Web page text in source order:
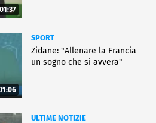
01:37
SPORT
Zidane: "Allenare la Francia
un sogno che si avvera"
ULTIME NOTIZIE